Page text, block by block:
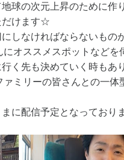
球の次元上昇のために作
だけます☆
しなければならないもの
オススメスポットなどを
く先も決めていく時もあ
ミリーの皆さんとの一体
に配信予定となっており